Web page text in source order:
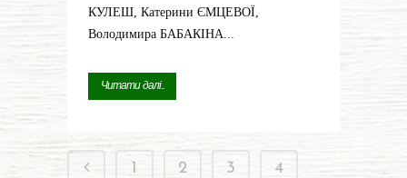
КУЛЕШ, Катерини ЄМЦЕВОЇ,
Володимира БАБАКІНА...
Читати далі...
1 2 3 4